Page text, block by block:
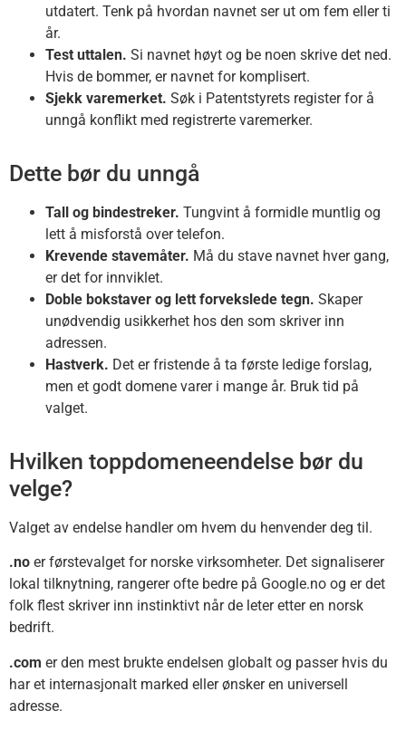
utdatert. Tenk på hvordan navnet ser ut om fem eller ti
år.
Test uttalen. Si navnet høyt og be noen skrive det ned.
Hvis de bommer, er navnet for komplisert.
Sjekk varemerket. Søk i Patentstyrets register for å
unngå konflikt med registrerte varemerker.
Dette bør du unngå
Tall og bindestreker. Tungvint å formidle muntlig og
lett å misforstå over telefon.
Krevende stavemåter. Må du stave navnet hver gang,
er det for innviklet.
Doble bokstaver og lett forvekslede tegn. Skaper
unødvendig usikkerhet hos den som skriver inn
adressen.
Hastverk. Det er fristende å ta første ledige forslag,
men et godt domene varer i mange år. Bruk tid på
valget.
Hvilken toppdomeneendelse bør du
velge?
Valget av endelse handler om hvem du henvender deg til.
.no er førstevalget for norske virksomheter. Det signaliserer
lokal tilknytning, rangerer ofte bedre på Google.no og er det
folk flest skriver inn instinktivt når de leter etter en norsk
bedrift.
.com er den mest brukte endelsen globalt og passer hvis du
har et internasjonalt marked eller ønsker en universell
adresse.